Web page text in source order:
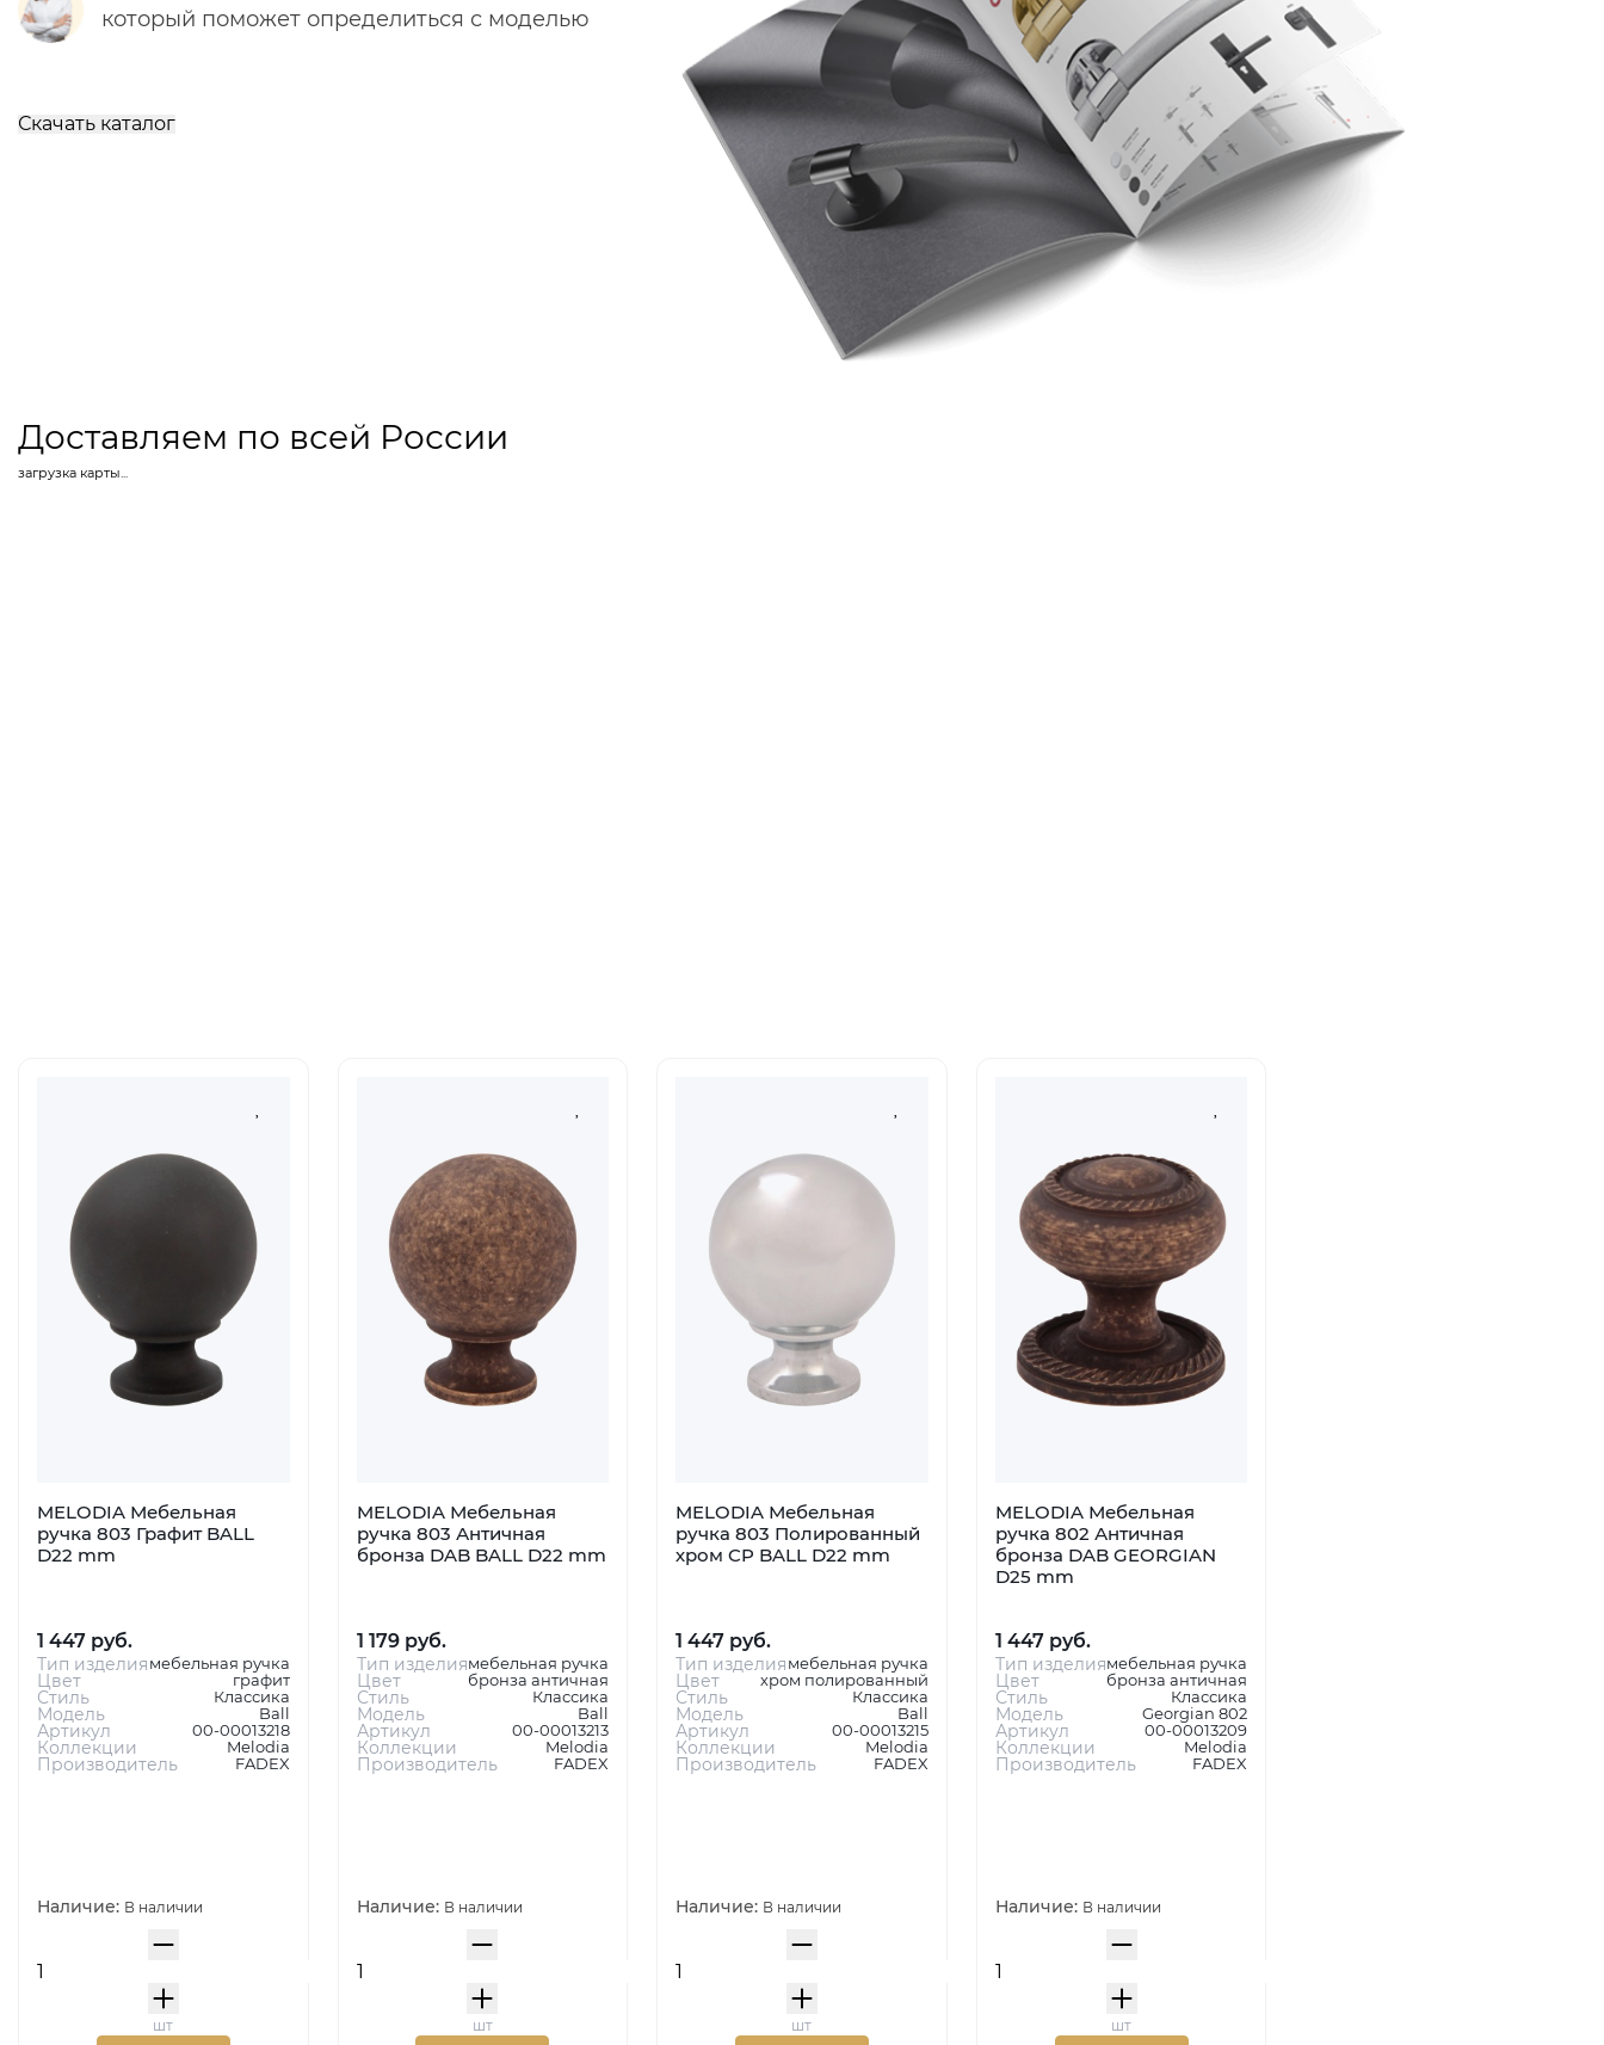
который поможет определиться с моделью
Скачать каталог
Доставляем по всей России
загрузка карты...
MELODIA Мебельная
ручка 803 Графит BALL
D22 mm
1 447 руб.
Тип изделиямебельная ручка
Цвет графит
Стиль Классика
Модель Ball
Артикул 00-00013218
Коллекции Melodia
Производитель FADEX
Наличие: В наличии
шт
MELODIA Мебельная
ручка 803 Античная
бронза DAB BALL D22 mm
1 179 руб.
Тип изделиямебельная ручка
Цвет бронза античная
Стиль Классика
Модель Ball
Артикул 00-00013213
Коллекции Melodia
Производитель FADEX
Наличие: В наличии
шт
MELODIA Мебельная
ручка 803 Полированный
хром CP BALL D22 mm
1 447 руб.
Тип изделиямебельная ручка
Цвет хром полированный
Стиль Классика
Модель Ball
Артикул 00-00013215
Коллекции Melodia
Производитель FADEX
Наличие: В наличии
шт
MELODIA Мебельная
ручка 802 Античная
бронза DAB GEORGIAN
D25 mm
1 447 руб.
Тип изделиямебельная ручка
Цвет бронза античная
Стиль Классика
Модель Georgian 802
Артикул 00-00013209
Коллекции Melodia
Производитель FADEX
Наличие: В наличии
шт